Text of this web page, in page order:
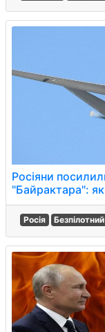
Росіяни
"Байрактара":
Росія